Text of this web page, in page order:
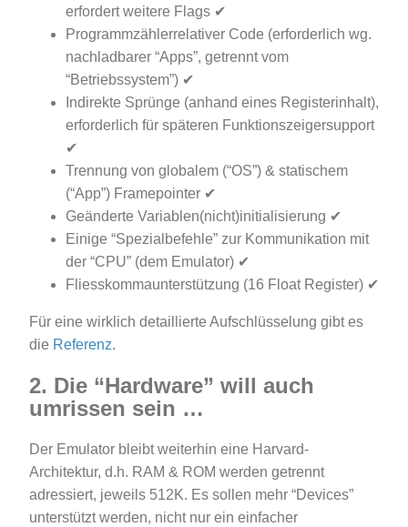
erfordert weitere Flags ✔
Programmzählerrelativer Code (erforderlich wg.
nachladbarer “Apps”, getrennt vom
“Betriebssystem”) ✔
Indirekte Sprünge (anhand eines Registerinhalt),
erforderlich für späteren Funktionszeigersupport
✔
Trennung von globalem (“OS”) & statischem
(“App”) Framepointer ✔
Geänderte Variablen(nicht)initialisierung ✔
Einige “Spezialbefehle” zur Kommunikation mit
der “CPU” (dem Emulator) ✔
Fliesskommaunterstützung (16 Float Register) ✔
Für eine wirklich detaillierte Aufschlüsselung gibt es
die Referenz.
2. Die “Hardware” will auch
umrissen sein …
Der Emulator bleibt weiterhin eine Harvard-
Architektur, d.h. RAM & ROM werden getrennt
adressiert, jeweils 512K. Es sollen mehr “Devices”
unterstützt werden, nicht nur ein einfacher